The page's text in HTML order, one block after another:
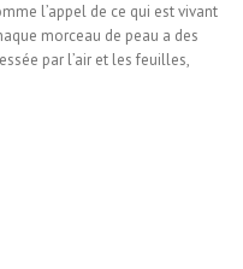
l’appel de ce qui est vivant
morceau de peau a des
par l’air et les feuilles,